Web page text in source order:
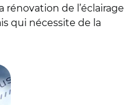
de l’éclairage
qui nécessite de la